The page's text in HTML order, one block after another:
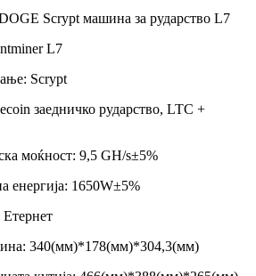
Scrypt машина за рударство L7
L7
Scrypt
заедничко рударство, LTC +
моќност: 9,5 GH/s±5%
енергија: 1650W±5%
340(мм)*178(мм)*304,3(мм)